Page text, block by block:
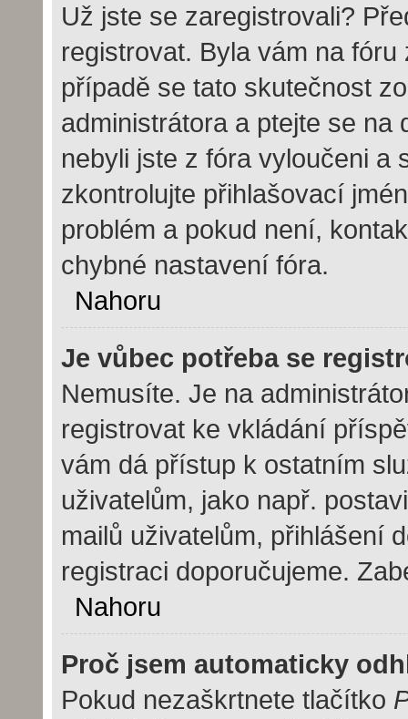
Už jste se zaregistrovali?
registrovat. Byla vám na
případě se tato skutečnost
administrátora a ptejte se na
nebyli jste z fóra vyloučeni a
zkontrolujte přihlašovací
problém a pokud není,
chybné nastavení fóra.
Nahoru
Je vůbec potřeba se
Nemusíte. Je na
registrovat ke vkládání
vám dá přístup k ostatním
uživatelům, jako např.
mailů uživatelům, přihlášení
registraci doporučujeme.
Nahoru
Proč jsem automaticky
Pokud nezaškrtnete tlačítko